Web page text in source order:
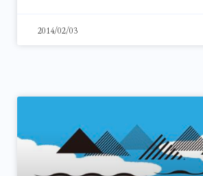
2014/02/03